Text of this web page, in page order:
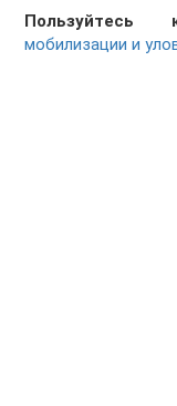
Пользуйтесь
мобилизации и